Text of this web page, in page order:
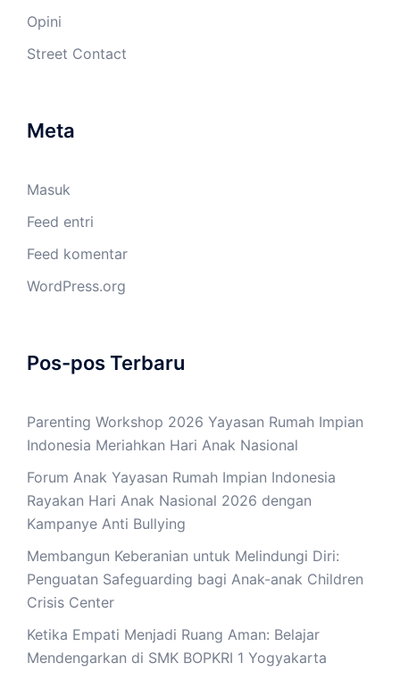
Opini
Street Contact
Meta
Masuk
Feed entri
Feed komentar
WordPress.org
Pos-pos Terbaru
Parenting Workshop 2026 Yayasan Rumah Impian
Indonesia Meriahkan Hari Anak Nasional
Forum Anak Yayasan Rumah Impian Indonesia
Rayakan Hari Anak Nasional 2026 dengan
Kampanye Anti Bullying
Membangun Keberanian untuk Melindungi Diri:
Penguatan Safeguarding bagi Anak-anak Children
Crisis Center
Ketika Empati Menjadi Ruang Aman: Belajar
Mendengarkan di SMK BOPKRI 1 Yogyakarta